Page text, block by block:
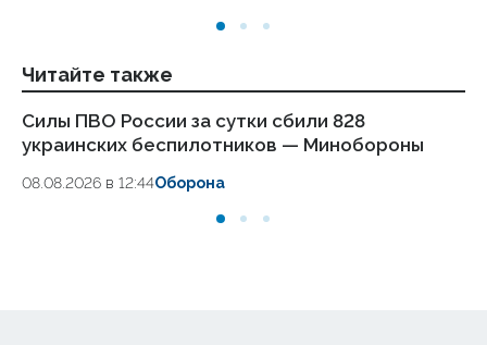
Читайте также
Силы ПВО России за сутки сбили 828
украинских беспилотников — Минобороны
08.08.2026 в 12:44Оборона